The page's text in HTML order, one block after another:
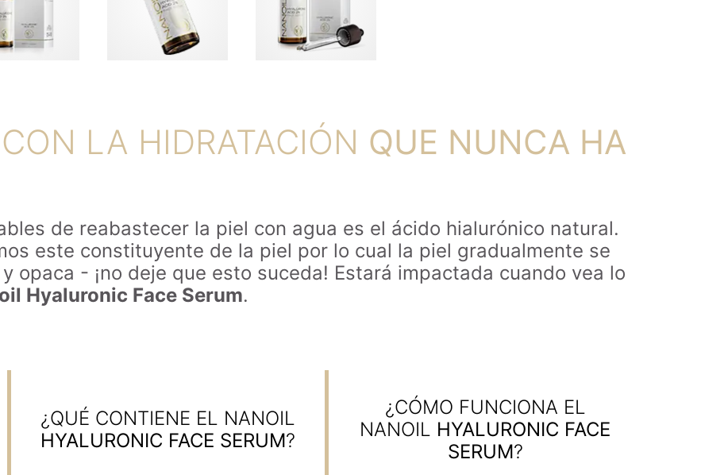
LA HIDRATACIÓN QUE NUNCA HA
de reabastecer la piel con agua es el ácido hialurónico natural.
este constituyente de la piel por lo cual la piel gradualmente se
opaca - ¡no deje que esto suceda! Estará impactada cuando vea lo
Hyaluronic Face Serum.
¿QUÉ CONTIENE EL NANOIL
HYALURONIC FACE SERUM?
¿CÓMO FUNCIONA EL
NANOIL HYALURONIC FACE
SERUM?